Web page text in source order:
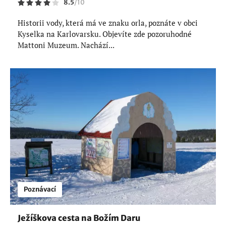
8.5/10
Historii vody, která má ve znaku orla, poznáte v obci
Kyselka na Karlovarsku. Objevíte zde pozoruhodné
Mattoni Muzeum. Nachází...
Poznávací
Ježíškova cesta na Božím Daru